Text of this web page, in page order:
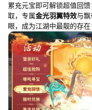
累充元宝即可解锁超值回馈
取，专属金光羽翼特效与
眼，成为江湖中最靓的存在